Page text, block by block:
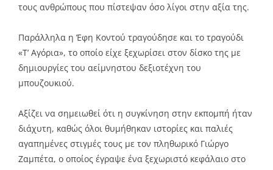
τους ανθρώπους που πίστεψαν όσο λίγοι στην αξία της.
Παράλληλα η Έφη Κοντού τραγούδησε και το τραγούδι
«Τ’ Αγόρια», το οποίο είχε ξεχωρίσει στον δίσκο της με
δημιουργίες του αείμνηστου δεξιοτέχνη του
μπουζουκιού.
Αξίζει να σημειωθεί ότι η συγκίνηση στην εκπομπή ήταν
διάχυτη, καθώς όλοι θυμήθηκαν ιστορίες και παλιές
αγαπημένες στιγμές τους με τον πληθωρικό Γιώργο
Ζαμπέτα, ο οποίος έγραψε ένα ξεχωριστό κεφάλαιο στο